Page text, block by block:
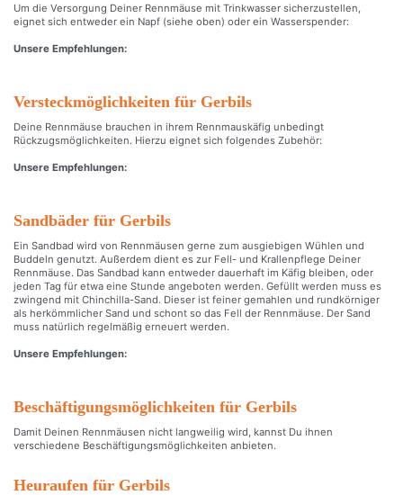
Um die Versorgung Deiner Rennmäuse mit Trinkwasser sicherzustellen,
eignet sich entweder ein Napf (siehe oben) oder ein Wasserspender:
Unsere Empfehlungen:
Versteckmöglichkeiten für Gerbils
Deine Rennmäuse brauchen in ihrem Rennmauskäfig unbedingt
Rückzugsmöglichkeiten. Hierzu eignet sich folgendes Zubehör:
Unsere Empfehlungen:
Sandbäder für Gerbils
Ein Sandbad wird von Rennmäusen gerne zum ausgiebigen Wühlen und
Buddeln genutzt. Außerdem dient es zur Fell- und Krallenpflege Deiner
Rennmäuse. Das Sandbad kann entweder dauerhaft im Käfig bleiben, oder
jeden Tag für etwa eine Stunde angeboten werden. Gefüllt werden muss es
zwingend mit Chinchilla-Sand. Dieser ist feiner gemahlen und rundkörniger
als herkömmlicher Sand und schont so das Fell der Rennmäuse. Der Sand
muss natürlich regelmäßig erneuert werden.
Unsere Empfehlungen:
Beschäftigungsmöglichkeiten für Gerbils
Damit Deinen Rennmäusen nicht langweilig wird, kannst Du ihnen
verschiedene Beschäftigungsmöglichkeiten anbieten.
Heuraufen für Gerbils